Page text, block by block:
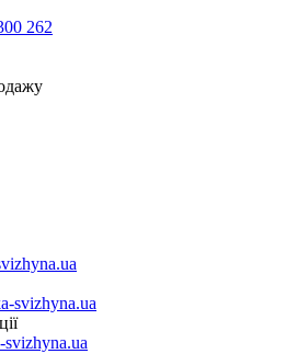
262
svizhyna.ua